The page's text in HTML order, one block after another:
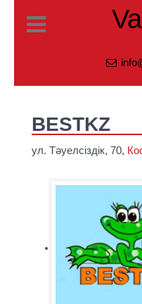
BESTKZ
ул. Тәуелсіздік, 70,